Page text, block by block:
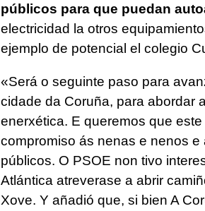
públicos para que puedan
electricidad la otros
ejemplo de potencial el colegio
«Será o seguinte paso para
cidade da Coruña, para abordar
enerxética. E queremos que
compromiso ás nenas e nenos
públicos. O PSOE non tivo
Atlántica atreverase a abrir
Xove. Y añadió que, si bien A